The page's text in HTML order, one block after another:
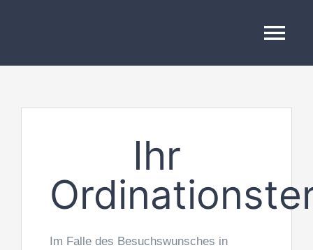
springen
BEHANDLUNG
Ihr
Im Falle des Besuchswunsches in